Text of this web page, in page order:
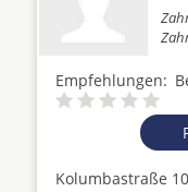
Empfehlungen:
Kolumbastraße 10